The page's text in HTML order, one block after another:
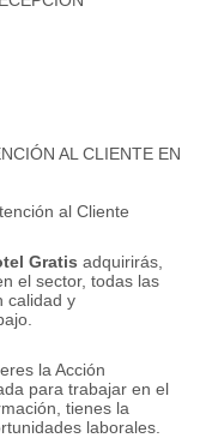
AL CLIENTE EN
al Cliente
Gratis adquirirás,
el sector, todas las
calidad y
la Acción
para trabajar en el
tienes la
laborales.